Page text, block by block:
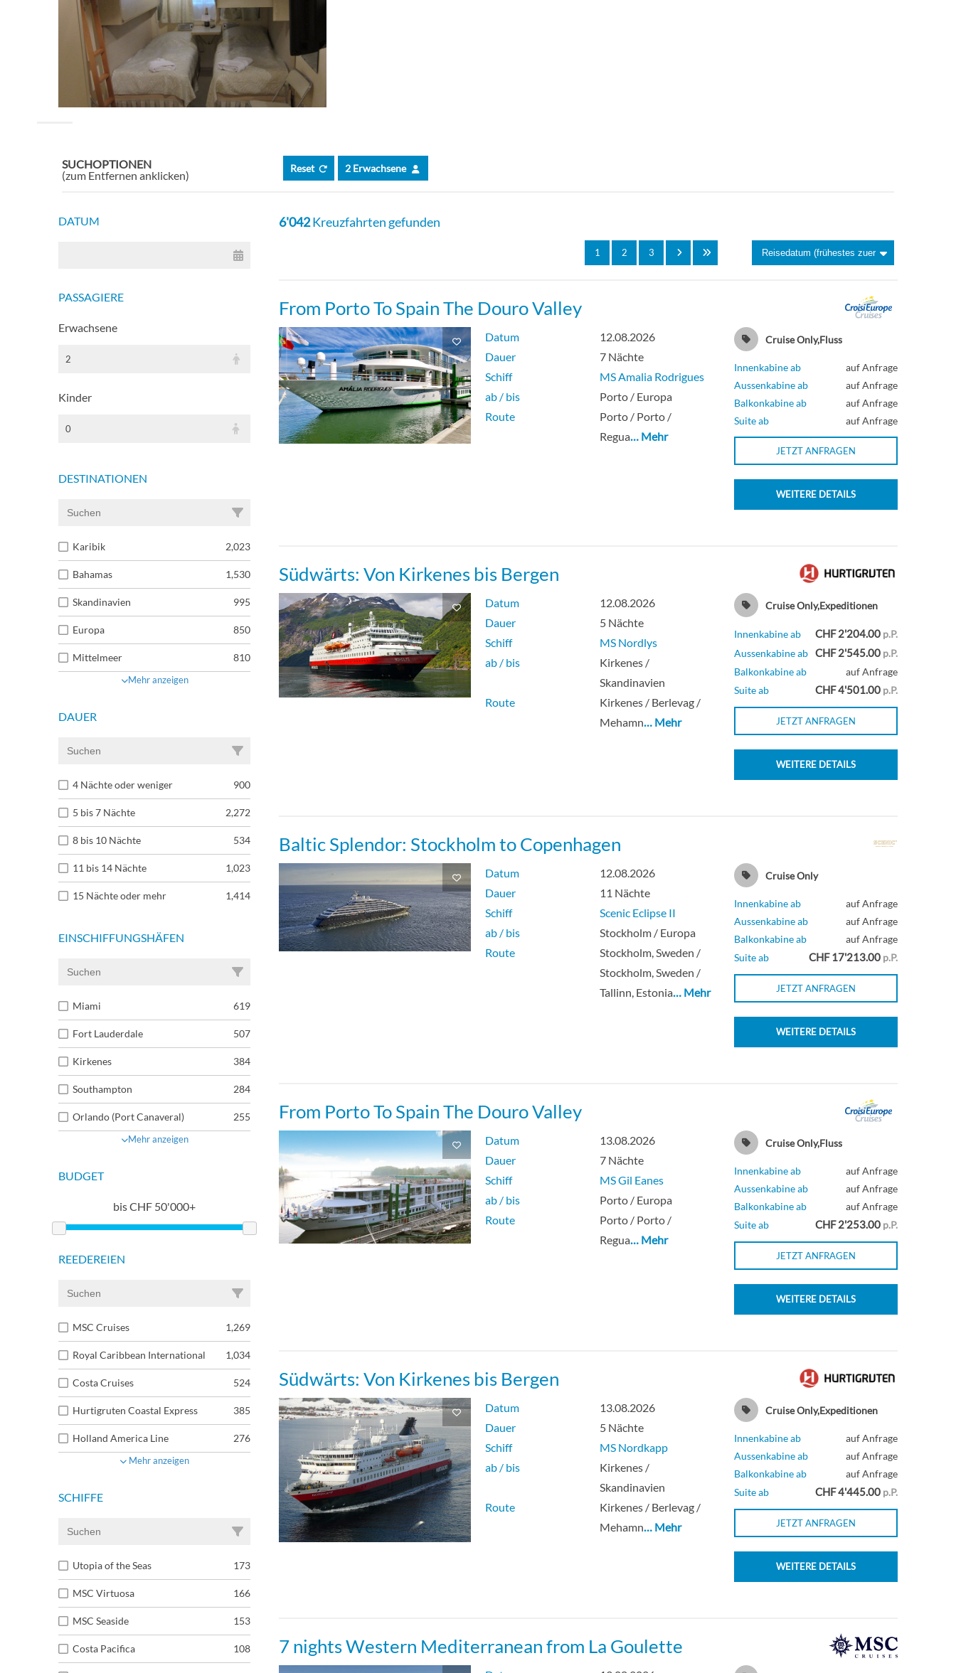
Zweibett de Luxe außen-[H]
Zweibett de Luxe außen-[I]
Einzel außen-[K]
SUCHOPTIONEN
(zum Entfernen anklicken)
Reset 2 Erwachsene
DATUM
PASSAGIERE
Erwachsene
2
Kinder
0
DESTINATIONEN
Karibik 2,023
Bahamas 1,530
Skandinavien 995
Europa 850
Mittelmeer 810
Mehr anzeigen
DAUER
4 Nächte oder weniger 900
5 bis 7 Nächte 2,272
8 bis 10 Nächte 534
11 bis 14 Nächte 1,023
15 Nächte oder mehr 1,414
EINSCHIFFUNGSHÄFEN
Miami 619
Fort Lauderdale 507
Kirkenes 384
Southampton 284
Orlando (Port Canaveral) 255
Mehr anzeigen
BUDGET
bisCHF 50'000+
REEDEREIEN
MSC Cruises 1,269
Royal Caribbean International 1,034
Costa Cruises 524
Hurtigruten Coastal Express 385
Holland America Line 276
Mehr anzeigen
SCHIFFE
Utopia of the Seas 173
MSC Virtuosa 166
MSC Seaside 153
Costa Pacifica 108
6'042Kreuzfahrten gefunden
1 2 3
From Porto To Spain The Douro Valley
Datum
12.08.2026
Dauer
7 Nächte
Schiff
MS Amalia Rodrigues
ab / bis
Porto / Europa
Route
Porto / Porto /
Regua… Mehr
Cruise Only,Fluss
Innenkabine ab
auf Anfrage
Aussenkabine ab
auf Anfrage
Balkonkabine ab
auf Anfrage
Suite ab
auf Anfrage
JETZT ANFRAGEN
WEITERE DETAILS
Südwärts: Von Kirkenes bis Bergen
Datum
12.08.2026
Dauer
5 Nächte
Schiff
MS Nordlys
ab / bis
Kirkenes /
Skandinavien
Route
Kirkenes / Berlevag /
Mehamn… Mehr
Cruise Only,Expeditionen
Innenkabine ab CHF 2'204.00 p.P.
Aussenkabine ab CHF 2'545.00 p.P.
Balkonkabine ab
auf Anfrage
Suite ab
CHF 4'501.00 p.P.
JETZT ANFRAGEN
WEITERE DETAILS
Baltic Splendor: Stockholm to Copenhagen
Datum
12.08.2026
Dauer
11 Nächte
Schiff
Scenic Eclipse II
ab / bis
Stockholm / Europa
Route
Stockholm, Sweden /
Stockholm, Sweden /
Tallinn, Estonia… Mehr
Cruise Only
Innenkabine ab
auf Anfrage
Aussenkabine ab
auf Anfrage
Balkonkabine ab
auf Anfrage
Suite ab
CHF 17'213.00 p.P.
JETZT ANFRAGEN
WEITERE DETAILS
From Porto To Spain The Douro Valley
Datum
13.08.2026
Dauer
7 Nächte
Schiff
MS Gil Eanes
ab / bis
Porto / Europa
Route
Porto / Porto /
Regua… Mehr
Cruise Only,Fluss
Innenkabine ab
auf Anfrage
Aussenkabine ab
auf Anfrage
Balkonkabine ab
auf Anfrage
Suite ab
CHF 2'253.00 p.P.
JETZT ANFRAGEN
WEITERE DETAILS
Südwärts: Von Kirkenes bis Bergen
Datum
13.08.2026
Dauer
5 Nächte
Schiff
MS Nordkapp
ab / bis
Kirkenes /
Skandinavien
Route
Kirkenes / Berlevag /
Mehamn… Mehr
Cruise Only,Expeditionen
Innenkabine ab
auf Anfrage
Aussenkabine ab
auf Anfrage
Balkonkabine ab
auf Anfrage
Suite ab
CHF 4'445.00 p.P.
JETZT ANFRAGEN
WEITERE DETAILS
7 nights Western Mediterranean from La Goulette